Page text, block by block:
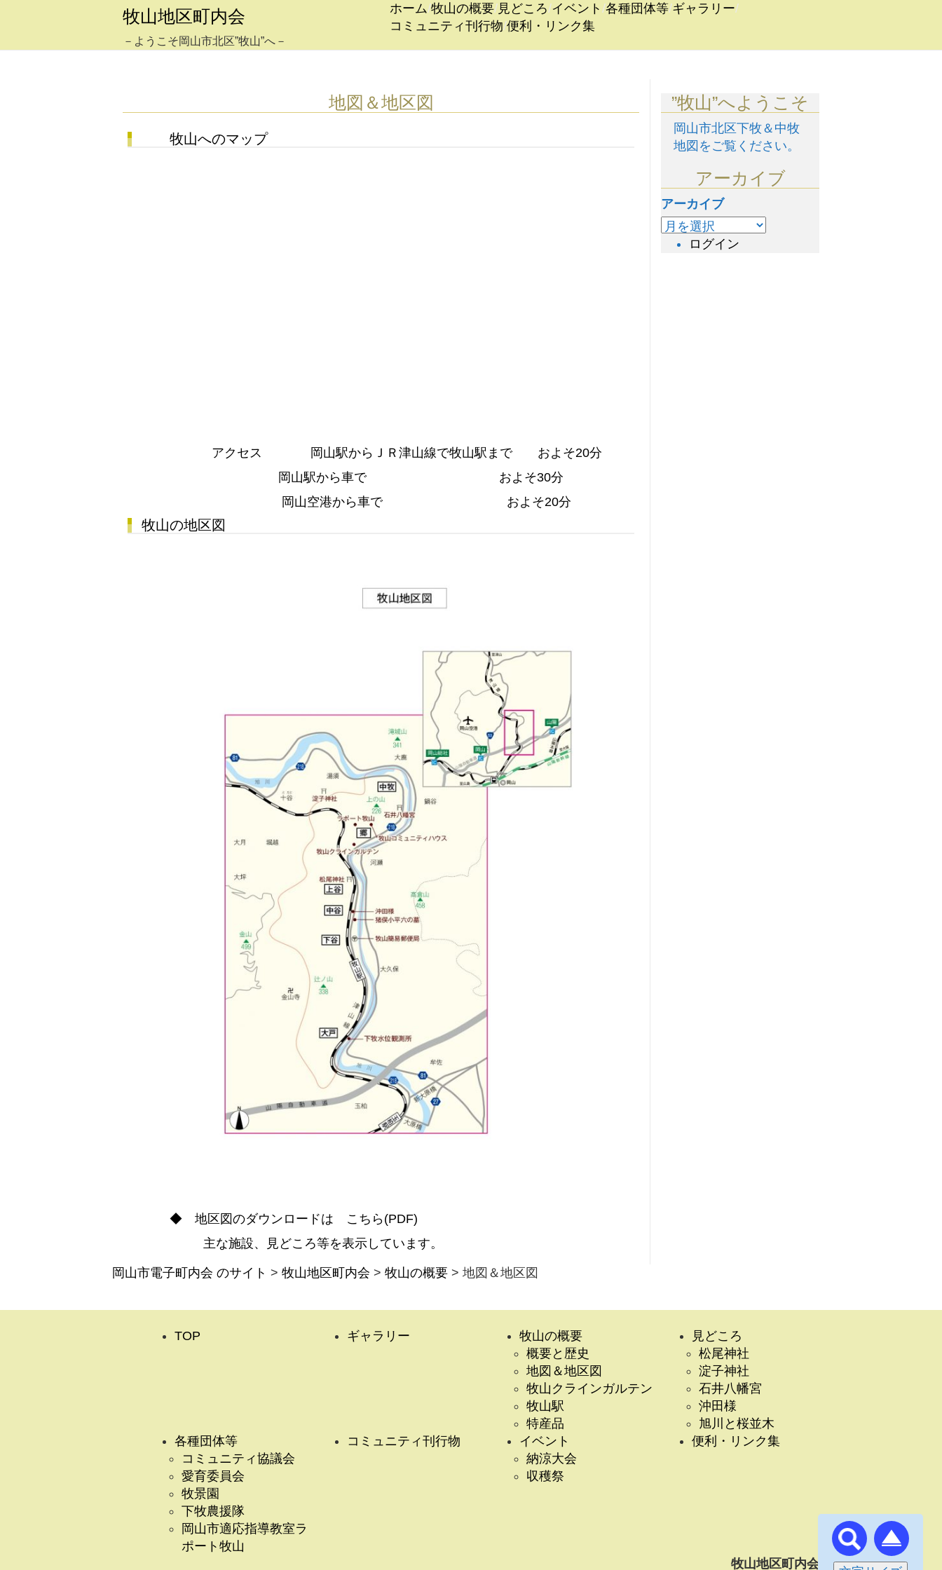
牧山地区町内会
－ようこそ岡山市北区”牧山”へ－
ホーム 牧山の概要 見どころ イベント 各種団体等 ギャラリー
コミュニティ刊行物 便利・リンク集
地図＆地区図
牧山へのマップ
アクセス 岡山駅からＪＲ津山線で牧山駅まで およそ20分
岡山駅から車で およそ30分
岡山空港から車で およそ20分
牧山の地区図
◆ 地区図のダウンロードは こちら(PDF)
主な施設、見どころ等を表示しています。
”牧山”へようこそ
岡山市北区下牧＆中牧
地図をご覧ください。
アーカイブ
アーカイブ
ログイン
岡山市電子町内会 のサイト > 牧山地区町内会 > 牧山の概要 > 地図＆地区図
TOP ギャラリー
牧山の概要
概要と歴史
地図＆地区図
牧山クラインガルテン
牧山駅
特産品
見どころ
松尾神社
淀子神社
石井八幡宮
沖田様
旭川と桜並木
各種団体等
コミュニティ協議会
愛育委員会
牧景園
下牧農援隊
岡山市適応指導教室ラ
ポート牧山
コミュニティ刊行物
イベント
納涼大会
収穫祭
便利・リンク集
牧山地区町内会